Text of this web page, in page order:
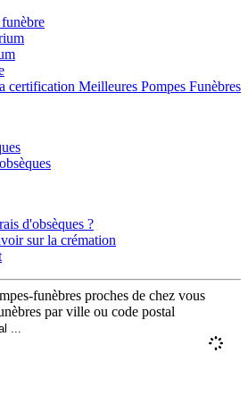
certification Meilleures Pompes Funèbres
d'obsèques ?
sur la crémation
funèbres proches de chez vous
par ville ou code postal